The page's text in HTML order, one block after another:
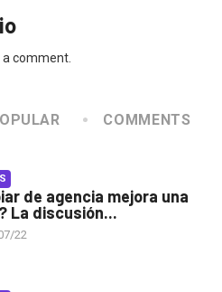
comment.
COMMENTS
de agencia mejora una
La discusión...
22